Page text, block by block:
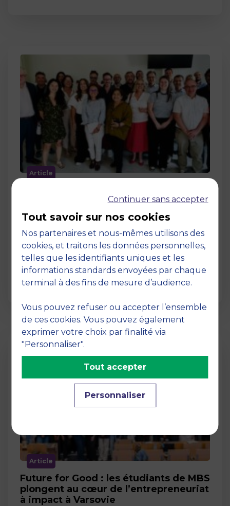
Article
de l’Économie Numérique 2026 : un
engagement au service de
l’innovation en occitanie
12 juin 2026
La semaine dernière, le campus de MBS
School of Business a ouvert ses portes aux
jurys des Trophées …
Article
Future for Good : les étudiants de MBS
plongent au cœur de l’entrepreneuriat
à impact à Varsovie
Continuer sans accepter
Tout savoir sur nos cookies
Nos partenaires et nous-mêmes utilisons des
cookies, et traitons les données personnelles,
telles que les identifiants uniques et les
informations standards envoyées par chaque
terminal à des fins de mesure d’audience.
Vous pouvez refuser ou accepter l’ensemble
de ces cookies. Vous pouvez également
exprimer votre choix par finalité via
"Personnaliser".
Personnaliser
Tout accepter